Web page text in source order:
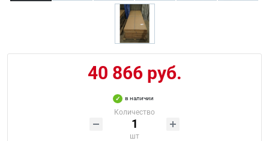
40 866 руб.
в наличии
Количество
шт